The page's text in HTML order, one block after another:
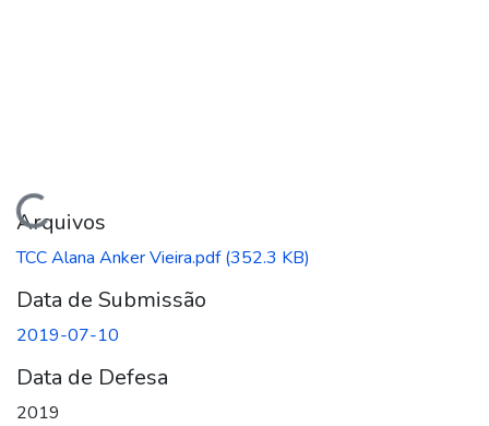
Arquivos
TCC Alana Anker Vieira.pdf(352.3 KB)
Data de Submissão
2019-07-10
Data de Defesa
2019